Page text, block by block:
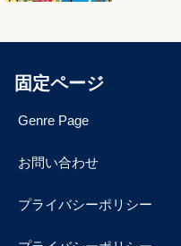
固定ページ
Genre Page
お問い合わせ
プライバシーポリシー